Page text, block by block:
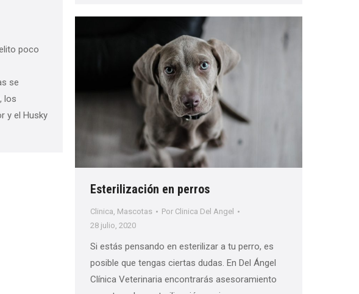
poco
se
los
y el Husky
Esterilización en perros
Clinica, Mascotas Por Clinica Del Angel
28 julio, 2020
Si estás pensando en esterilizar a tu perro, es
posible que tengas ciertas dudas. En Del Ángel
Clínica Veterinaria encontrarás asesoramiento